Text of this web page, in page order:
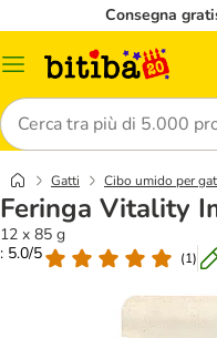
Consegna
Overview
Cerca
Gatti Cibo umido per
Feringa Vitality
12 x 85 g
: 5.0/5
(1)